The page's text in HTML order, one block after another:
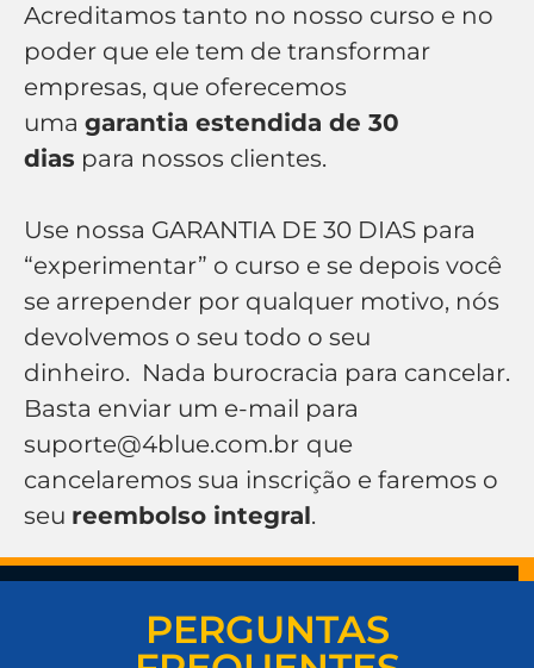
Acreditamos tanto no nosso curso e no
poder que ele tem de transformar
empresas, que oferecemos
uma garantia estendida de 30
dias para nossos clientes.
Use nossa GARANTIA DE 30 DIAS para
“experimentar” o curso e se depois você
se arrepender por qualquer motivo, nós
devolvemos o seu todo o seu
dinheiro. Nada burocracia para cancelar.
Basta enviar um e-mail para
suporte@4blue.com.br que
cancelaremos sua inscrição e faremos o
seu reembolso integral.
PERGUNTAS